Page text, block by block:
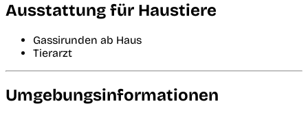
Ausstattung für Haustiere
Gassirunden ab Haus
Tierarzt
Umgebungsinformationen